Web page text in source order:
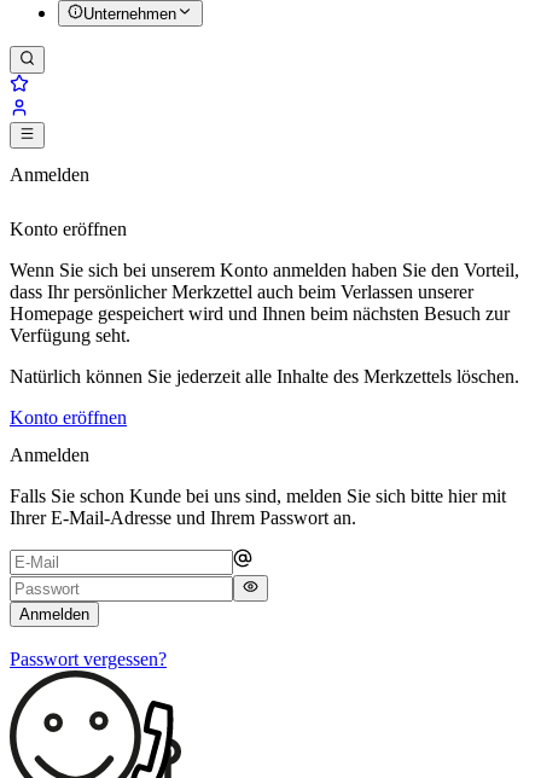
Unternehmen
Anmelden
Konto eröffnen
Wenn Sie sich bei unserem Konto anmelden haben Sie den Vorteil,
dass Ihr persönlicher Merkzettel auch beim Verlassen unserer
Homepage gespeichert wird und Ihnen beim nächsten Besuch zur
Verfügung seht.
Natürlich können Sie jederzeit alle Inhalte des Merkzettels löschen.
Konto eröffnen
Anmelden
Falls Sie schon Kunde bei uns sind, melden Sie sich bitte hier mit
Ihrer E-Mail-Adresse und Ihrem Passwort an.
Anmelden
Passwort vergessen?